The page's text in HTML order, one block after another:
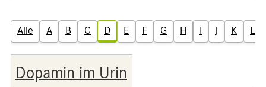
Alle A B C D E F G H I J K L
Dopamin im Urin